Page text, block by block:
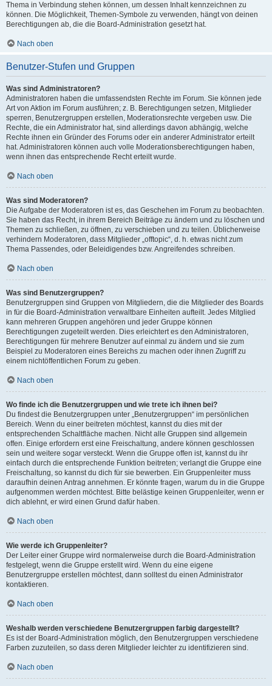
Thema in Verbindung stehen können, um dessen Inhalt kennzeichnen zu
können. Die Möglichkeit, Themen-Symbole zu verwenden, hängt von deinen
Berechtigungen ab, die die Board-Administration gesetzt hat.
Nach oben
Benutzer-Stufen und Gruppen
Was sind Administratoren?
Administratoren haben die umfassendsten Rechte im Forum. Sie können jede
Art von Aktion im Forum ausführen; z. B. Berechtigungen setzen, Mitglieder
sperren, Benutzergruppen erstellen, Moderationsrechte vergeben usw. Die
Rechte, die ein Administrator hat, sind allerdings davon abhängig, welche
Rechte ihnen ein Gründer des Forums oder ein anderer Administrator erteilt
hat. Administratoren können auch volle Moderationsberechtigungen haben,
wenn ihnen das entsprechende Recht erteilt wurde.
Nach oben
Was sind Moderatoren?
Die Aufgabe der Moderatoren ist es, das Geschehen im Forum zu beobachten.
Sie haben das Recht, in ihrem Bereich Beiträge zu ändern und zu löschen und
Themen zu schließen, zu öffnen, zu verschieben und zu teilen. Üblicherweise
verhindern Moderatoren, dass Mitglieder „offtopic“, d. h. etwas nicht zum
Thema Passendes, oder Beleidigendes bzw. Angreifendes schreiben.
Nach oben
Was sind Benutzergruppen?
Benutzergruppen sind Gruppen von Mitgliedern, die die Mitglieder des Boards
in für die Board-Administration verwaltbare Einheiten aufteilt. Jedes Mitglied
kann mehreren Gruppen angehören und jeder Gruppe können
Berechtigungen zugeteilt werden. Dies erleichtert es den Administratoren,
Berechtigungen für mehrere Benutzer auf einmal zu ändern und sie zum
Beispiel zu Moderatoren eines Bereichs zu machen oder ihnen Zugriff zu
einem nichtöffentlichen Forum zu geben.
Nach oben
Wo finde ich die Benutzergruppen und wie trete ich ihnen bei?
Du findest die Benutzergruppen unter „Benutzergruppen“ im persönlichen
Bereich. Wenn du einer beitreten möchtest, kannst du dies mit der
entsprechenden Schaltfläche machen. Nicht alle Gruppen sind allgemein
offen. Einige erfordern erst eine Freischaltung, andere können geschlossen
sein und weitere sogar versteckt. Wenn die Gruppe offen ist, kannst du ihr
einfach durch die entsprechende Funktion beitreten; verlangt die Gruppe eine
Freischaltung, so kannst du dich für sie bewerben. Ein Gruppenleiter muss
daraufhin deinen Antrag annehmen. Er könnte fragen, warum du in die Gruppe
aufgenommen werden möchtest. Bitte belästige keinen Gruppenleiter, wenn er
dich ablehnt, er wird einen Grund dafür haben.
Nach oben
Wie werde ich Gruppenleiter?
Der Leiter einer Gruppe wird normalerweise durch die Board-Administration
festgelegt, wenn die Gruppe erstellt wird. Wenn du eine eigene
Benutzergruppe erstellen möchtest, dann solltest du einen Administrator
kontaktieren.
Nach oben
Weshalb werden verschiedene Benutzergruppen farbig dargestellt?
Es ist der Board-Administration möglich, den Benutzergruppen verschiedene
Farben zuzuteilen, so dass deren Mitglieder leichter zu identifizieren sind.
Nach oben